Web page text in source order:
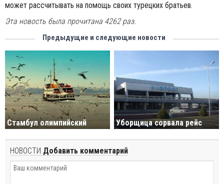
может рассчитывать на помощь своих турецких братьев.
Эта новость была прочитана 4262 раз.
Предыдущие и следующие новости
Стамбул олимпийский Уборщица сорвала рейс
НОВОСТИ Добавить комментарий